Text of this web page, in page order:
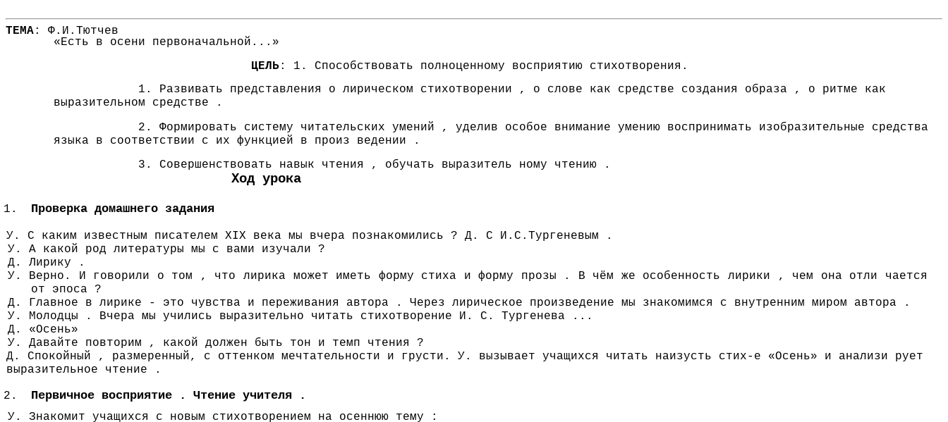
ТЕМА: Ф.И.Тютчев
«Есть в осени первоначальной...»
ЦЕЛЬ: 1. Способствовать полноценному восприятию стихотворения.
Развивать представления о лирическом стихотворении , о слове как средстве создания образа , о ритме как
выразительном средстве .
Формировать систему читательских умений , уделив особое внимание умению воспринимать изобразительные средства
языка в соответствии с их функцией в произ ведении .
Совершенствовать навык чтения , обучать выразитель ному чтению .
Ход урока
Проверка домашнего задания
У. С каким известным писателем XIX века мы вчера познакомились ? Д. С И.С.Тургеневым .
У. А какой род литературы мы с вами изучали ?
Д. Лирику .
У. Верно. И говорили о том , что лирика может иметь форму стиха и форму прозы . В чём же особенность лирики , чем она отли чается
от эпоса ?
Д. Главное в лирике - это чувства и переживания автора . Через лирическое произведение мы знакомимся с внутренним миром автора .
У. Молодцы . Вчера мы учились выразительно читать стихотворение И. С. Тургенева ...
Д. «Осень»
У. Давайте повторим , какой должен быть тон и темп чтения ?
Д. Спокойный , размеренный, с оттенком мечтательности и грусти. У. вызывает учащихся читать наизусть стих-е «Осень» и анализи рует
выразительное чтение .
Первичное восприятие . Чтение учителя .
У. Знакомит учащихся с новым стихотворением на осеннюю тему :